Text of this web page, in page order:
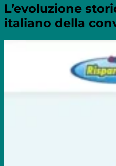
L’evoluzione
italiano della